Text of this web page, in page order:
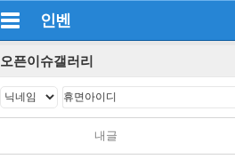
인벤
오픈이슈갤러리
내글